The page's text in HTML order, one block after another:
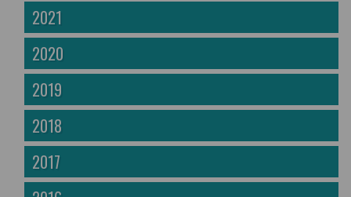
2021
2020
2019
2018
2017